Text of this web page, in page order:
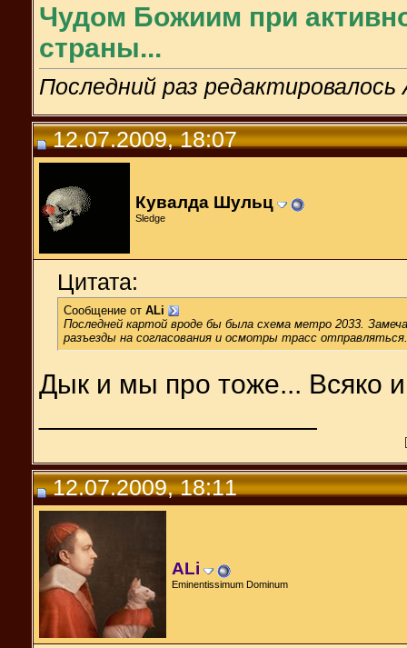
Чудом Божиим при
страны...
Последний раз
12.07.2009, 18:07
Кувалда Шульц
Sledge
Цитата:
Сообщение от ALi
Последней картой вроде бы была схема метро 2033.
разъезды на согласования и осмотры трасс
Дык и мы про тоже... Всяко
12.07.2009, 18:11
ALi
Eminentissimum Dominum